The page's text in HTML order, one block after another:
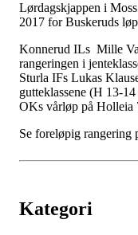
Lørdagskjappen i
2017 for Buskeruds
Konnerud ILs Mille
rangeringen i
Sturla IFs Lukas
gutteklassene (H 13-
OKs vårløp på Holleia
Se foreløpig rangering
Kategori